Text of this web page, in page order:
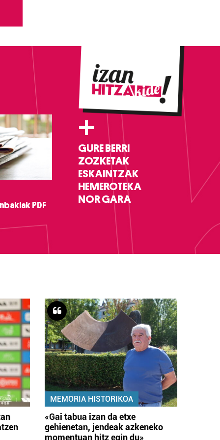
PDF
+
GURE BERRI
ZOZKETAK
ESKAINTZAK
HEMEROTEKA
NOR GARA
MEMORIA HISTORIKOA
«Gai tabua izan da etxe
gehienetan, jendeak azkeneko
momentuan hitz egin du»